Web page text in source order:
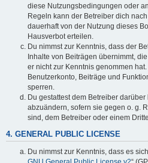
diese Nutzungsbedingungen oder
Regeln kann der Betreiber dich
dauerhaft von der Nutzung dieses
Hausverbot erteilen.
Du nimmst zur Kenntnis, dass der
Inhalte von Beiträgen übernimmt,
er nicht zur Kenntnis genommen
Benutzerkonto, Beiträge und
sperren.
Du gestattest dem Betreiber
abzuändern, sofern sie gegen o. g.
sind, dem Betreiber oder einem
4. GENERAL PUBLIC LICENSE
Du nimmst zur Kenntnis, dass es